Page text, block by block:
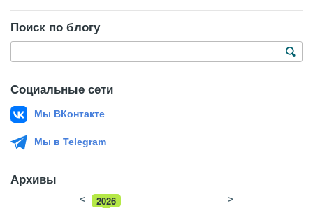
Поиск по блогу
Социальные сети
Мы ВКонтакте
Мы в Telegram
Архивы
2026
2025
< >